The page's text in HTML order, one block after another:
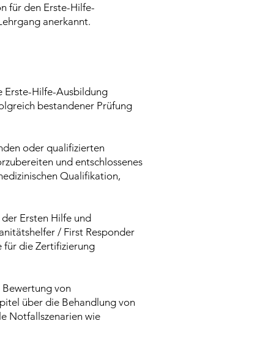
für den Erste-Hilfe-
anerkannt.
Erste-Hilfe-Ausbildung
bestandener Prüfung
oder qualifizierten
und entschlossenes
Qualifikation,
Ersten Hilfe und
/ First Responder
für die Zertifizierung
von
über die Behandlung von
Notfallszenarien wie